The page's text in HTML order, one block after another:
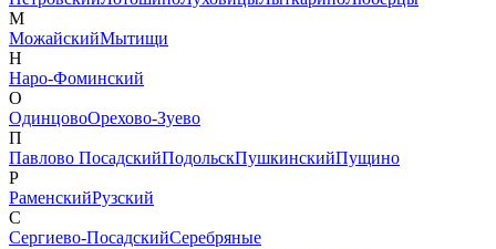
М
МожайскийМытищи
Н
Наро-Фоминский
О
ОдинцовоОрехово-Зуево
П
Павлово ПосадскийПодольскПушкинскийПущино
Р
РаменскийРузский
С
Сергиево-ПосадскийСеребряные